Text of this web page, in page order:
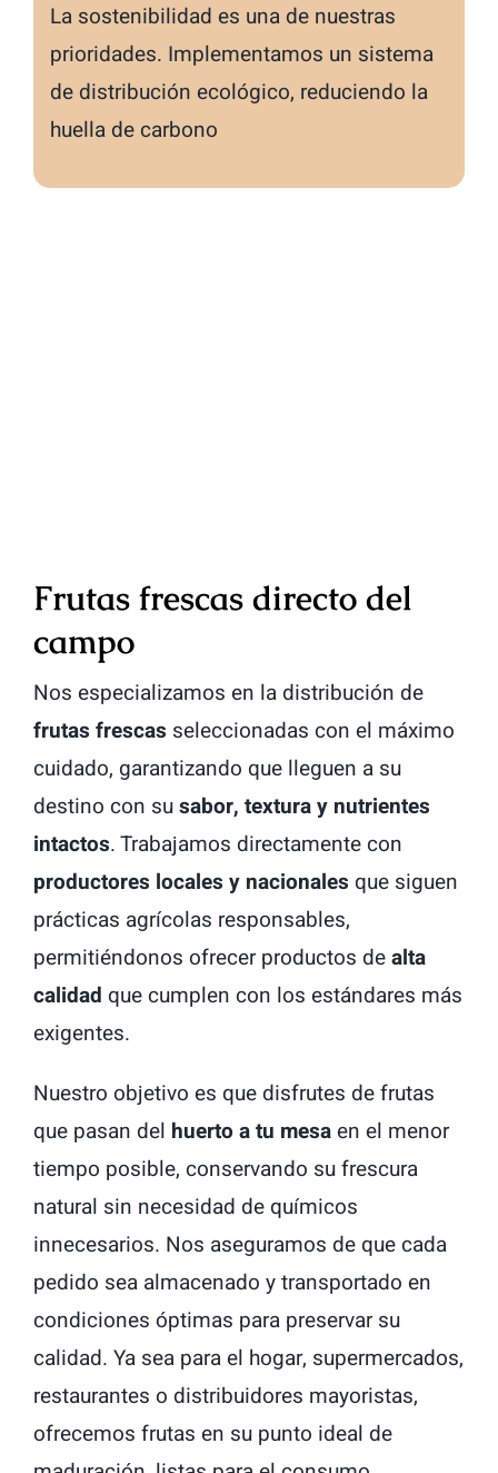
La sostenibilidad es una de nuestras
prioridades. Implementamos un sistema
de distribución ecológico, reduciendo la
huella de carbono
Frutas frescas directo del
campo
Nos especializamos en la distribución de
frutas frescas seleccionadas con el máximo
cuidado, garantizando que lleguen a su
destino con susabor, textura y nutrientes
intactos. Trabajamos directamente con
productores locales y nacionales que siguen
prácticas agrícolas responsables,
permitiéndonos ofrecer productos dealta
calidad que cumplen con los estándares más
exigentes.
Nuestro objetivo es que disfrutes de frutas
que pasan del huerto a tu mesaen el menor
tiempo posible, conservando su frescura
natural sin necesidad de químicos
innecesarios. Nos aseguramos de que cada
pedido sea almacenado y transportado en
condiciones óptimas para preservar su
calidad. Ya sea para el hogar, supermercados,
restaurantes o distribuidores mayoristas,
ofrecemos frutas en su punto ideal de